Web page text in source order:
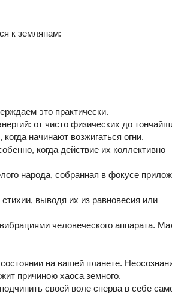
к землянам:
это практически.
от чисто физических до
начинают возжигаться огни.
когда действие их коллективно
народа, собранная в фокусе
выводя их из равновесия или
человеческого аппарата.
на вашей планете.
причиною хаоса земного.
своей воле сперва в себе